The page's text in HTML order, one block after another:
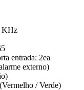
KHz
entrada: 2ea
externo)
/ Verde)